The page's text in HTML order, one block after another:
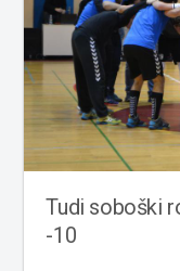
Tudi soboški
-10